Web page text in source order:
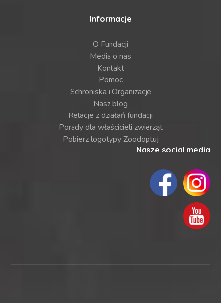
Informacje
O Fundacji
Media o nas
Kontakt
Pomoc
Schroniska i Organizacje
Nasz blog
Relacje z działań fundacji
Porady dla właścicieli zwierząt
Pobierz logotypy Zoodoptuj
Nasze social media